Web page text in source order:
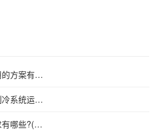
的方案有…
冷系统运…
有哪些?(…